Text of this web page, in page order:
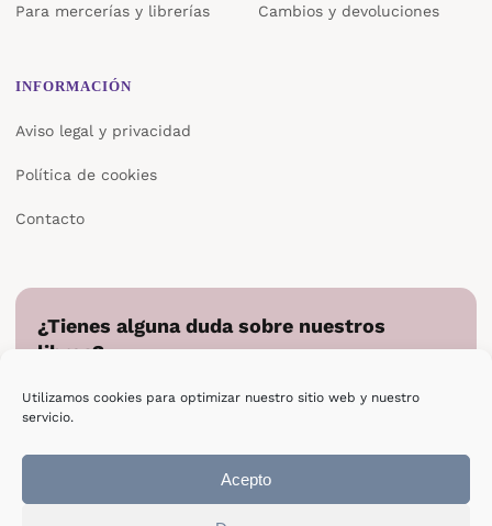
Utilizamos cookies para optimizar nuestro sitio web y nuestro
servicio.
Acepto
Para mercerías y librerías Cambios y devoluciones
INFORMACIÓN
Aviso legal y privacidad
Política de cookies
Contacto
¿Tienes alguna duda sobre nuestros
libros?
directamente.
Escribir a Epsilon